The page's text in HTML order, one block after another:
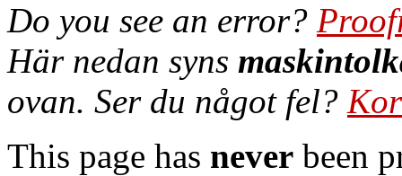
Do you see an error?
Här nedan syns
ovan. Ser du något fel?
This page has never been